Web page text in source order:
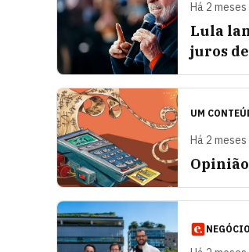
Há 2
Lula
juros
UM
Há 2